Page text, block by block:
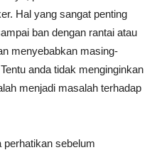
Hal yang sangat penting
ban dengan rantai atau
menyebabkan masing-
anda tidak menginginkan
menjadi masalah terhadap
perhatikan sebelum